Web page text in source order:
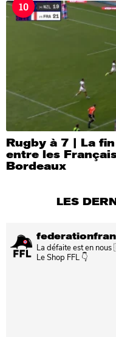
10
Rugby à 7 | La
entre les
Bordeaux
LES
La défaite est en
Le Shop FFL 👇